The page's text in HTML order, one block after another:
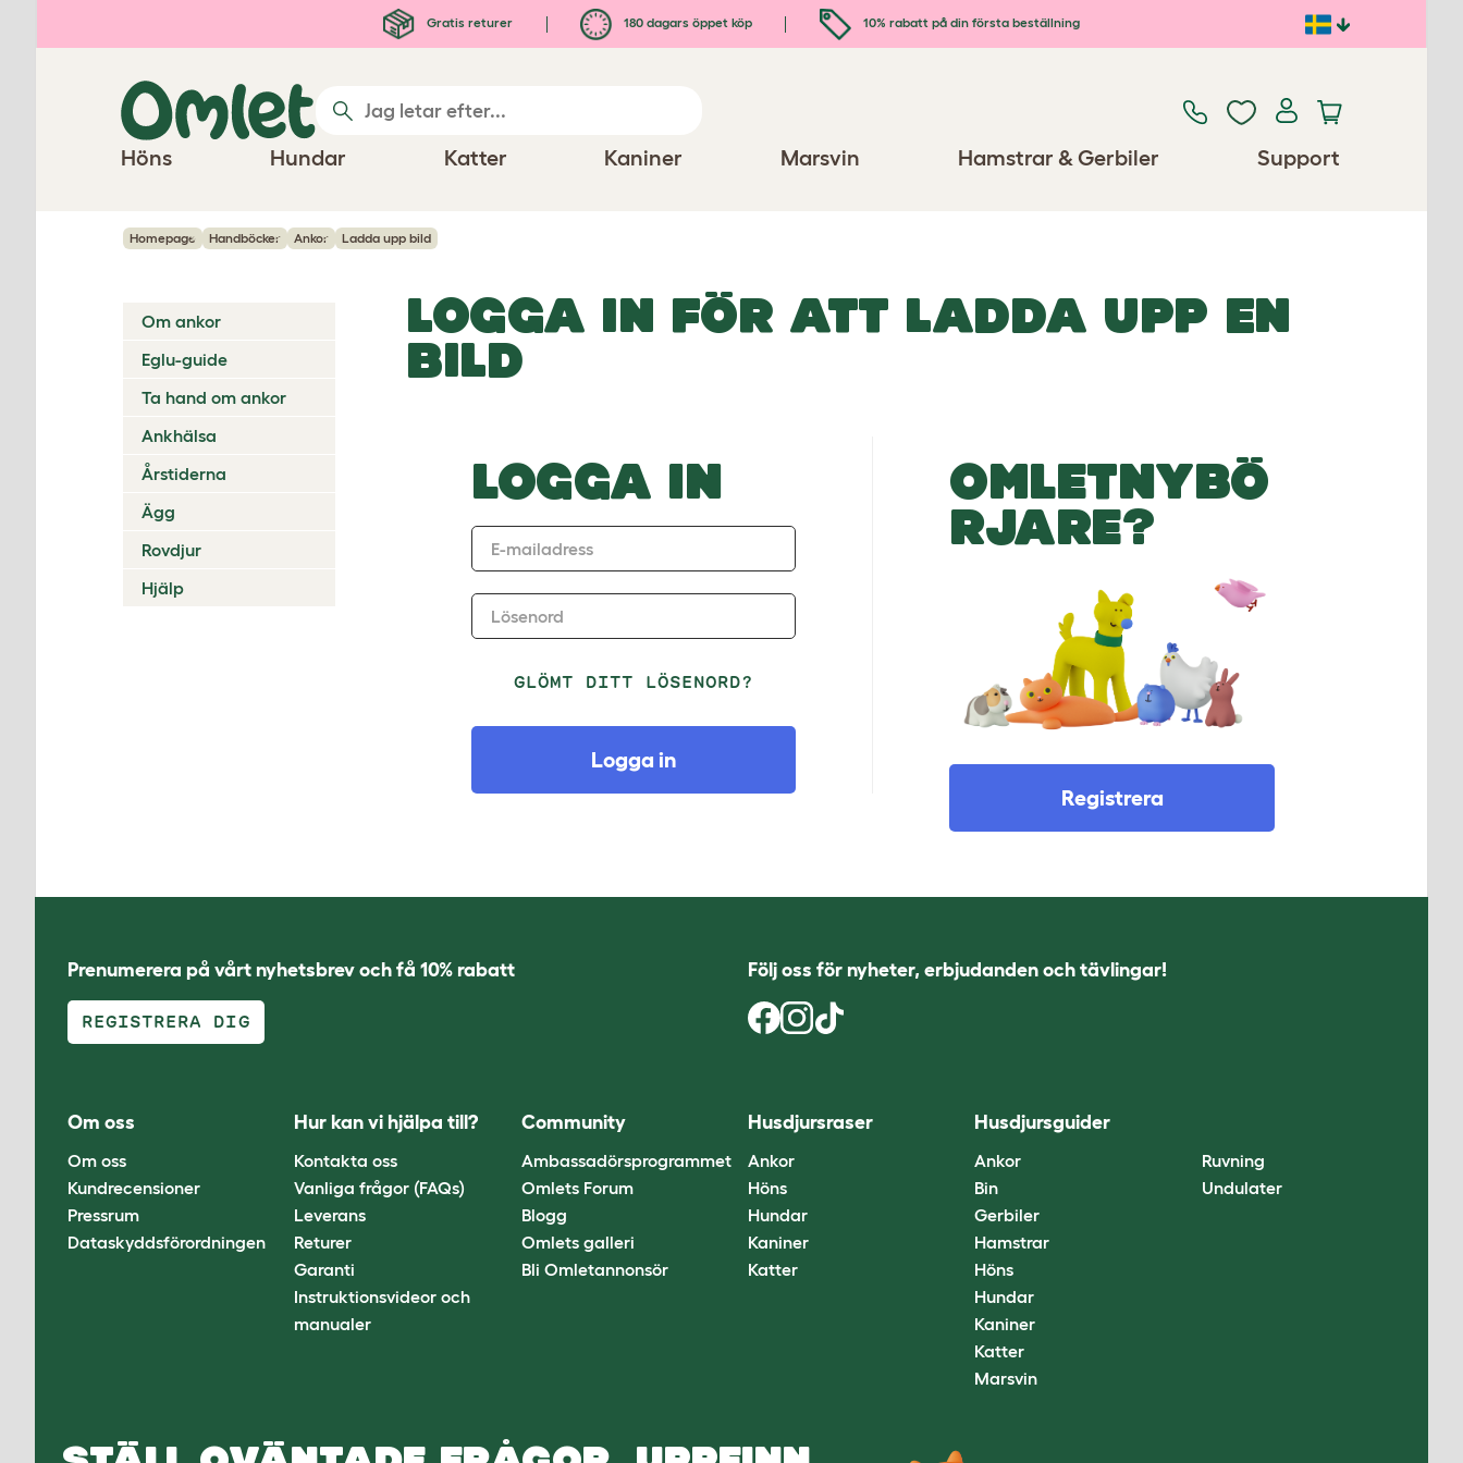
Gratis returer 180 dagars öppet köp 10% rabatt på din första beställning
Höns Hundar Katter Kaniner Marsvin Hamstrar & Gerbiler Support
Homepage Handböcker Ankor Ladda upp bild
Om ankor
Eglu-guide
Ta hand om ankor
Ankhälsa
Årstiderna
Ägg
Rovdjur
Hjälp
LOGGA IN FÖR ATT LADDA UPP EN
BILD
LOGGA IN
E-mailadress
Lösenord
GLÖMT DITT LÖSENORD?
Logga in
OMLETNYBÖ
RJARE?
Registrera
Prenumerera på vårt nyhetsbrev och få 10% rabatt
REGISTRERA DIG
Följ oss för nyheter, erbjudanden och tävlingar!
Om oss
Om oss
Kundrecensioner
Pressrum
Dataskyddsförordningen
Hur kan vi hjälpa till?
Kontakta oss
Vanliga frågor (FAQs)
Leverans
Returer
Garanti
Instruktionsvideor och
manualer
Community
Ambassadörsprogrammet
Omlets Forum
Blogg
Omlets galleri
Bli Omletannonsör
Husdjursraser
Ankor
Höns
Hundar
Kaniner
Katter
Husdjursguider
Ankor
Bin
Gerbiler
Hamstrar
Höns
Hundar
Kaniner
Katter
Marsvin
Ruvning
Undulater